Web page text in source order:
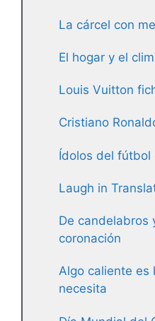
La cárcel con
El hogar y el
Louis Vuitton
Cristiano
Ídolos del fútbol
Laugh in
De candelabros
coronación
Algo caliente es
necesita